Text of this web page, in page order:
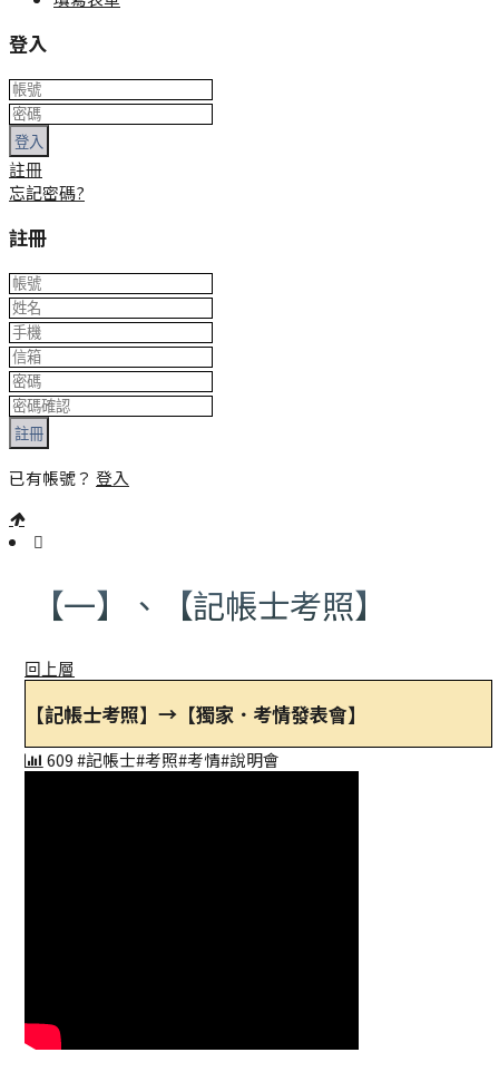
登入
登入
註冊
忘記密碼?
註冊
註冊
已有帳號？ 登入
【一】、【記帳士考照】
回上層
【記帳士考照】→【獨家．考情發表會】
609#記帳士#考照#考情#說明會